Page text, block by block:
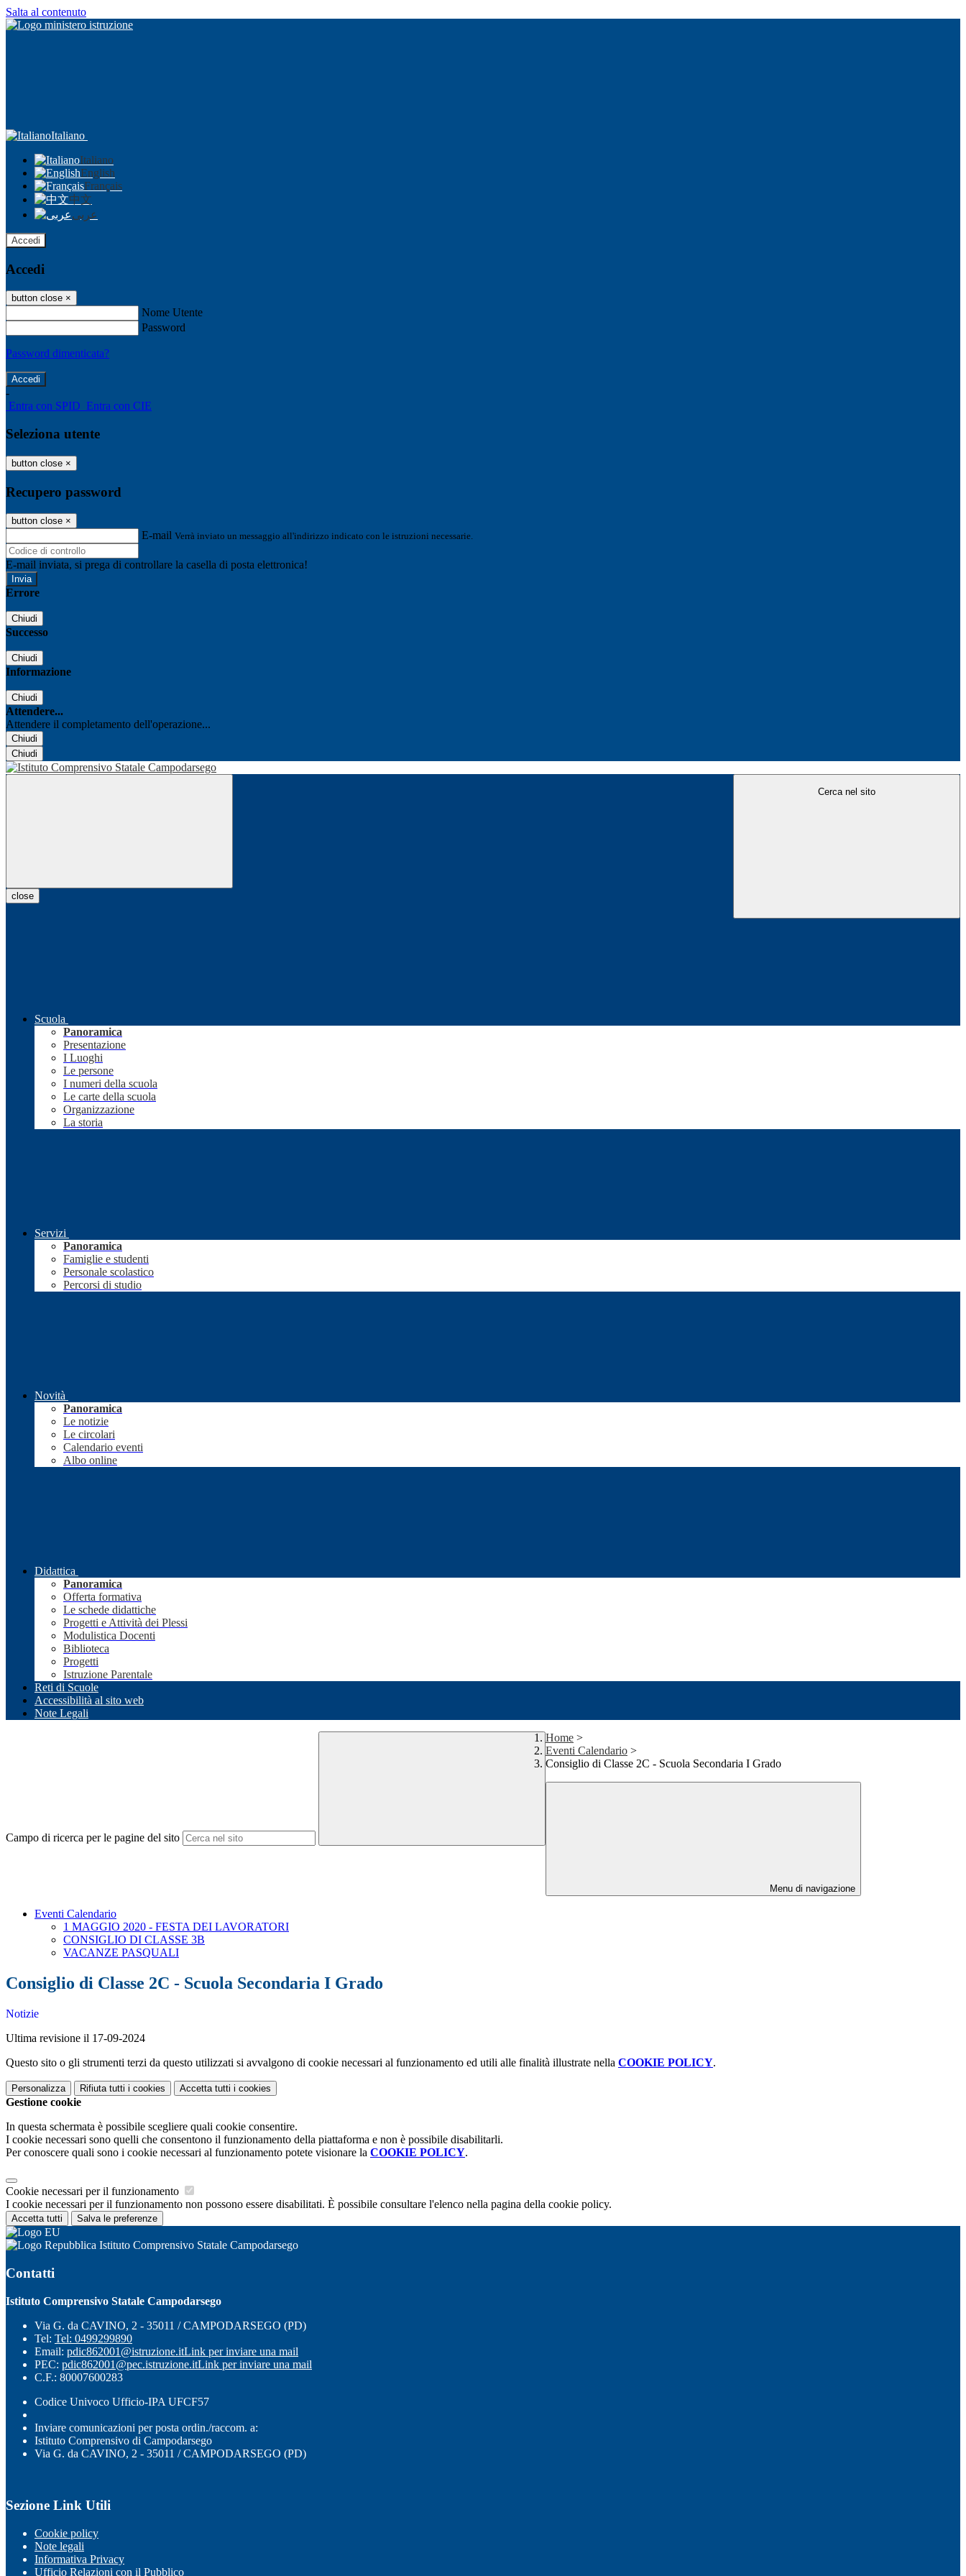
Salta al contenuto
Italiano
Italiano
English
Français
中文
عربى
Accedi
Accedi
button close ×
Nome Utente
Password
Password dimenticata?
-
Entra con SPID Entra con CIE
Seleziona utente
button close ×
Recupero password
button close ×
E-mail Verrà inviato un messaggio all'indirizzo indicato con le istruzioni necessarie.
E-mail inviata, si prega di controllare la casella di posta elettronica!
Errore
Chiudi
Successo
Chiudi
Informazione
Chiudi
Attendere...
Attendere il completamento dell'operazione...
Chiudi
Chiudi
Cerca nel sito
close
Scuola
Panoramica
Presentazione
I Luoghi
Le persone
I numeri della scuola
Le carte della scuola
Organizzazione
La storia
Servizi
Panoramica
Famiglie e studenti
Personale scolastico
Percorsi di studio
Novità
Panoramica
Le notizie
Le circolari
Calendario eventi
Albo online
Didattica
Panoramica
Offerta formativa
Le schede didattiche
Progetti e Attività dei Plessi
Modulistica Docenti
Biblioteca
Progetti
Istruzione Parentale
Reti di Scuole
Accessibilità al sito web
Note Legali
Campo di ricerca per le pagine del sito
Home >
Eventi Calendario >
Consiglio di Classe 2C - Scuola Secondaria I Grado
Menu di navigazione
Eventi Calendario
1 MAGGIO 2020 - FESTA DEI LAVORATORI
CONSIGLIO DI CLASSE 3B
VACANZE PASQUALI
Consiglio di Classe 2C - Scuola Secondaria I Grado
Notizie
Ultima revisione il 17-09-2024
Questo sito o gli strumenti terzi da questo utilizzati si avvalgono di cookie necessari al funzionamento ed utili alle finalità illustrate nella COOKIE POLICY.
Personalizza Rifiuta tutti i cookies Accetta tutti i cookies
Gestione cookie
In questa schermata è possibile scegliere quali cookie consentire.
I cookie necessari sono quelli che consentono il funzionamento della piattaforma e non è possibile disabilitarli.
Per conoscere quali sono i cookie necessari al funzionamento potete visionare la COOKIE POLICY.
Cookie necessari per il funzionamento
I cookie necessari per il funzionamento non possono essere disabilitati. È possibile consultare l'elenco nella pagina della cookie policy.
Accetta tutti Salva le preferenze
Istituto Comprensivo Statale Campodarsego
Contatti
Istituto Comprensivo Statale Campodarsego
Via G. da CAVINO, 2 - 35011 / CAMPODARSEGO (PD)
Tel: Tel: 0499299890
Email: pdic862001@istruzione.itLink per inviare una mail
PEC: pdic862001@pec.istruzione.itLink per inviare una mail
C.F.: 80007600283
Codice Univoco Ufficio-IPA UFCF57
Inviare comunicazioni per posta ordin./raccom. a:
Istituto Comprensivo di Campodarsego
Via G. da CAVINO, 2 - 35011 / CAMPODARSEGO (PD)
Sezione Link Utili
Cookie policy
Note legali
Informativa Privacy
Ufficio Relazioni con il Pubblico